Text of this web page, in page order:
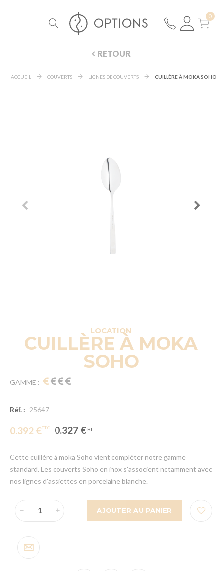
RETOUR
ACCUEIL COUVERTS LIGNES DE COUVERTS CUILLÈRE À MOKA SOHO
LOCATION
CUILLÈRE À MOKA
SOHO
GAMME :
Réf. : 25647
0.392 € 0.327 €
Cette cuillère à moka Soho vient compléter notre gamme
standard. Les couverts Soho en inox s'associent notamment avec
nos lignes d'assiettes en porcelaine blanche.
AJOUTER AU PANIER